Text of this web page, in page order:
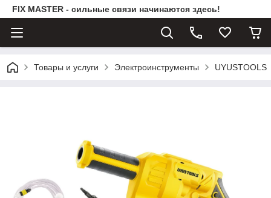
FIX MASTER - сильные связи начинаются здесь!
Товары и услуги Электроинструменты UYUSTOOLS